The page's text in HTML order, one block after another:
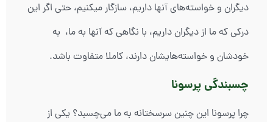
دیگران و خواسته‌های آنها داریم، سازگار میکنیم، حتی اگر این
درکی که ما از دیگران داریم، با نگاهی که آنها به ما، به
خودشان و خواسته‌هایشان دارند، کاملا متفاوت باشد.
چسبندگی پرسونا
چرا پرسونا این چنین سرسختانه به ما می‌چسبد؟ یکی از